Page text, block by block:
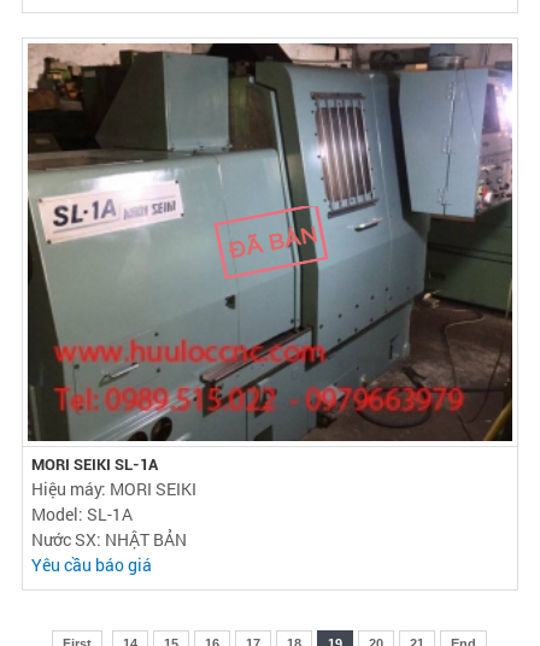
MORI SEIKI SL-1A
Hiệu máy: MORI SEIKI
Model: SL-1A
Nước SX: NHẬT BẢN
Yêu cầu báo giá